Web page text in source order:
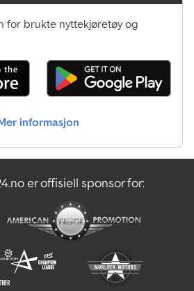
for brukte nyttekjøretøy og
informasjon
er offisiell sponsor for: